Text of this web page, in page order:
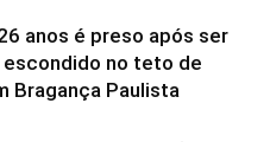
anos é preso após ser
no teto de
Bragança Paulista